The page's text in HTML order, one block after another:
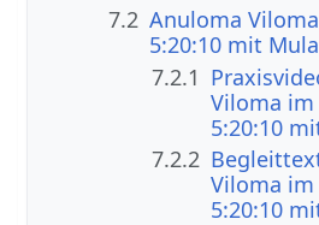
7.2 Anuloma
5:20:10 mit
7.2.1
Viloma
5:20:10
7.2.2
Viloma
5:20:10